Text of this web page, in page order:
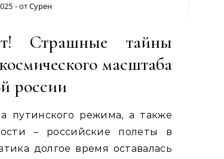
- отСурен
Страшные тайны
масштаба
россии
путинского режима, а также
– российские полеты в
долгое время оставалась